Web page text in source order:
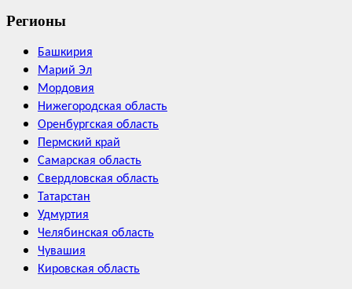
Регионы
Башкирия
Марий Эл
Мордовия
Нижегородская область
Оренбургская область
Пермский край
Самарская область
Свердловская область
Татарстан
Удмуртия
Челябинская область
Чувашия
Кировская область